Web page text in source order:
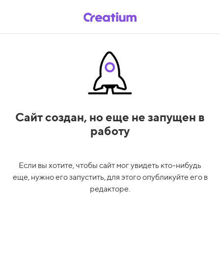
Сайт создан, но еще не запущен в
работу
Если вы хотите, чтобы сайт мог увидеть кто-нибудь
еще, нужно его запустить, для этого опубликуйте его в
редакторе.